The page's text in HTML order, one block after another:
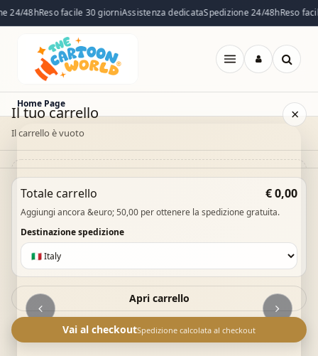
24/48hReso facile 30 giorniAssistenza dedicataSpedizione 24/48hReso
Apri
Il tuo carrello
Il carrello è vuoto
×
Il carrello è vuoto. Esplora il catalogo e aggiungi i
Totale carrello € 0,00
Aggiungi ancora &euro; 50,00 per ottenere la spedizione gratuita.
Destinazione spedizione
Apri carrello
Vai al checkoutSpedizione calcolata al checkout
Home Page
accessori e
fantasia per
ogni giornata.
Dettagli